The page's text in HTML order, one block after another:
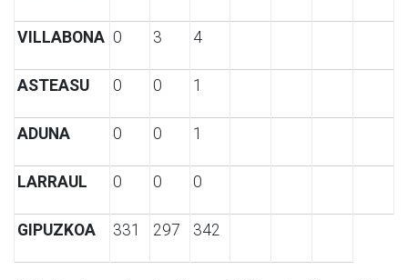
VILLABONA 0 3 4
ASTEASU 0 0 1
ADUNA 0 0 1
LARRAUL 0 0 0
GIPUZKOA 331 297 342